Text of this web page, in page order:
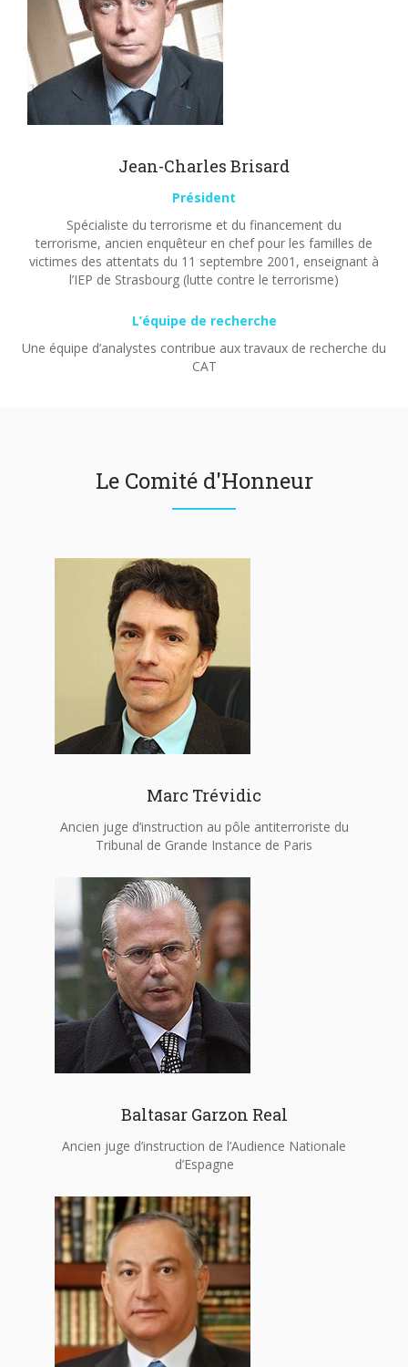
Jean-Charles Brisard
Président
Spécialiste du terrorisme et du financement du
terrorisme, ancien enquêteur en chef pour les familles de
victimes des attentats du 11 septembre 2001, enseignant à
l’IEP de Strasbourg (lutte contre le terrorisme)
L’équipe de recherche
Une équipe d’analystes contribue aux travaux de recherche du
CAT
Le Comité d'Honneur
Marc Trévidic
Ancien juge d’instruction au pôle antiterroriste du
Tribunal de Grande Instance de Paris
Baltasar Garzon Real
Ancien juge d’instruction de l’Audience Nationale
d’Espagne